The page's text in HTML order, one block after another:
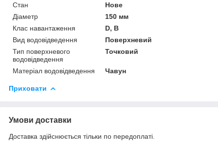
Стан
Нове
Діаметр
150 мм
Клас навантаження
D, В
Вид водовідведення
Поверхневий
Тип поверхневого
водовідведення
Точковий
Матеріал водовідведення Чавун
Приховати
Умови доставки
Доставка здійснюється тільки по передоплаті.